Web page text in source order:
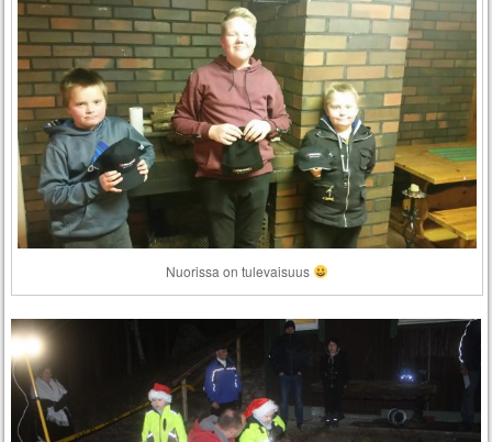
Nuorissa on tulevaisuus